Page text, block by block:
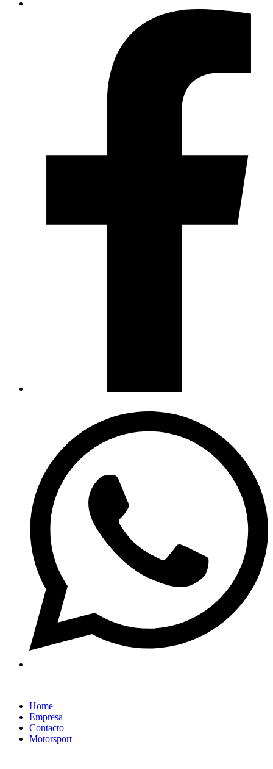
Home
Empresa
Contacto
Motorsport